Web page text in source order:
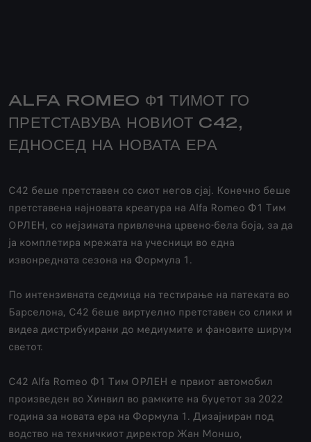
ALFA ROMEO Ф1 ТИМОТ ГО
ПРЕТСТАВУВА НОВИОТ C42,
ЕДНОСЕД НА НОВАТА ЕРА
C42 беше претставен со сиот негов сјај. Конечно беше
претставена најновата креатура на Alfa Romeo Ф1 Тим
ОРЛЕН, со нејзината привлечна црвено-бела боја, за да
ја комплетира мрежата на учесници во една
извонредната сезона на Формула 1.
По интензивната седмица на тестирање на патеката во
Барселона, C42 беше виртуелно претставен со слики и
видеа дистрибуирани до медиумите и фановите ширум
светот.
C42 Аlfa Romeo Ф1 Тим ОРЛЕН е првиот автомобил
произведен во Хинвил во рамките на буџетот за 2022
година за новата ера на Формула 1. Дизајниран под
водство на техничкиот директор Жан Моншо,